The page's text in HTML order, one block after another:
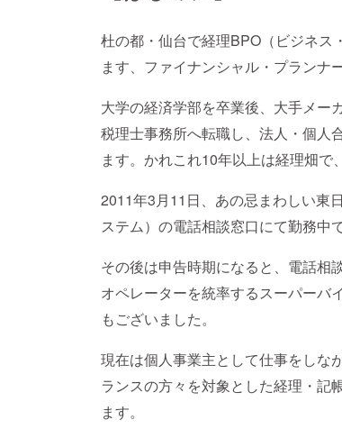
杜の都・仙台で経理BPO（ビジネス
ます、ファイナンシャル・プランナ
大学の経済学部を卒業後、大手メー
税理士事務所へ転職し、法人・個人
ます。かれこれ10年以上は経理畑で
2011年3月11日、あの忌まわしい東
ステム）の電話相談窓口にて勤務中で
その後は申告時期になると、電話相
オペレーターを統率するスーパーバ
もございました。
現在は個人事業主として仕事をしな
ランスの方々を対象とした経理・記
ます。